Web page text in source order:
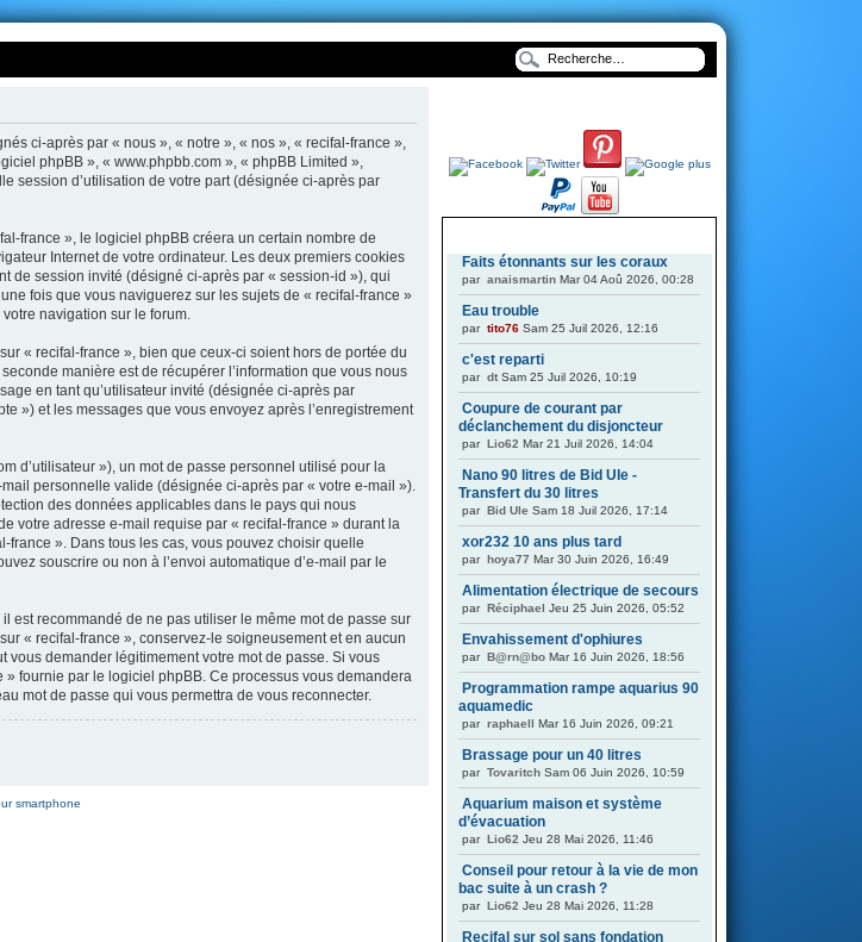
ci-après par « nous », « notre », « nos », « recifal-france »,
phpBB », « www.phpbb.com », « phpBB Limited »,
session d’utilisation de votre part (désignée ci-après par
france », le logiciel phpBB créera un certain nombre de
Internet de votre ordinateur. Les deux premiers cookies
de session invité (désigné ci-après par « session-id »), qui
fois que vous naviguerez sur les sujets de « recifal-france »
navigation sur le forum.
« recifal-france », bien que ceux-ci soient hors de portée du
manière est de récupérer l’information que vous nous
en tant qu’utilisateur invité (désignée ci-après par
») et les messages que vous envoyez après l’enregistrement
d’utilisateur »), un mot de passe personnel utilisé pour la
personnelle valide (désignée ci-après par « votre e-mail »).
des données applicables dans le pays qui nous
votre adresse e-mail requise par « recifal-france » durant la
france ». Dans tous les cas, vous pouvez choisir quelle
souscrire ou non à l’envoi automatique d’e-mail par le
est recommandé de ne pas utiliser le même mot de passe sur
« recifal-france », conservez-le soigneusement et en aucun
vous demander légitimement votre mot de passe. Si vous
fournie par le logiciel phpBB. Ce processus vous demandera
mot de passe qui vous permettra de vous reconnecter.
smartphone
Faits étonnants sur les coraux
par anaismartin Mar 04 Aoû 2026, 00:28
Eau trouble
par tito76 Sam 25 Juil 2026, 12:16
c'est reparti
par dt Sam 25 Juil 2026, 10:19
Coupure de courant par
déclanchement du disjoncteur
par Lio62 Mar 21 Juil 2026, 14:04
Nano 90 litres de Bid Ule -
Transfert du 30 litres
par Bid Ule Sam 18 Juil 2026, 17:14
xor232 10 ans plus tard
par hoya77 Mar 30 Juin 2026, 16:49
Alimentation électrique de secours
par Réciphael Jeu 25 Juin 2026, 05:52
Envahissement d'ophiures
par B@rn@bo Mar 16 Juin 2026, 18:56
Programmation rampe aquarius 90
aquamedic
par raphaell Mar 16 Juin 2026, 09:21
Brassage pour un 40 litres
par Tovaritch Sam 06 Juin 2026, 10:59
Aquarium maison et système
d’évacuation
par Lio62 Jeu 28 Mai 2026, 11:46
Conseil pour retour à la vie de mon
bac suite à un crash ?
par Lio62 Jeu 28 Mai 2026, 11:28
Recifal sur sol sans fondation